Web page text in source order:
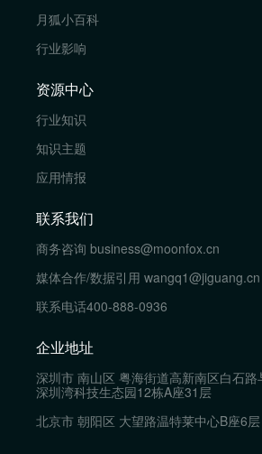
月狐小百科
行业影响
资源中心
行业知识
知识主题
应用情报
联系我们
商务咨询 business@moonfox.cn
媒体合作/数据引用 wangq1@jiguang.cn
联系电话400-888-0936
企业地址
深圳市 南山区 粤海街道高新南区白石
深圳湾科技生态园12栋A座31层
北京市 朝阳区 大望路温特莱中心B座6层